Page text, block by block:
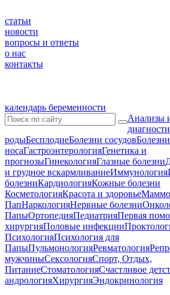
статьи
новости
вопросы и ответы
о нас
контакты
календарь беременности
Анализы
родыБесплодиеБолезни сосудов
носаГастроэнтерологияГенетика и
прогнозыГинекологияГлазные болезни
и грудное вскармливаниеИммунология
болезниКардиологияКожные болезни
КосметологияКрасота и здоровье
ПапНаркологияНервные болезни
ПапыОртопедияПедиатрияПервая
хирургияПоловые инфекции
ПсихологияПсихология для
ПапыПульмонологияРевматология
мужчиныСексологияСпорт, Отдых,
ПитаниеСтоматологияСчастливое
андрологияХирургияЭндокринология